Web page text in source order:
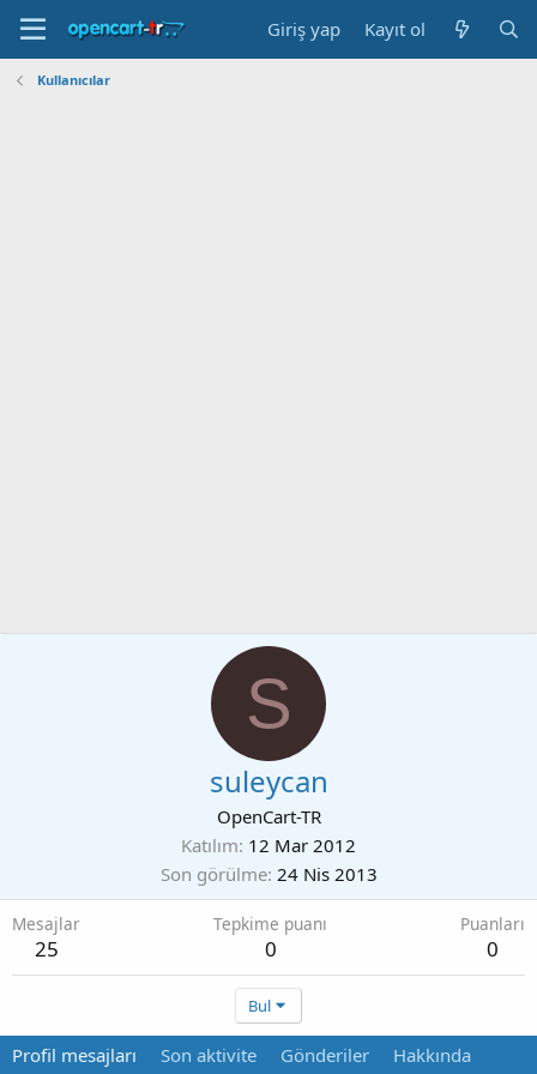
Giriş yap Kayıt ol
Kullanıcılar
S
suleycan
OpenCart-TR
Katılım 12 Mar 2012
Son görülme 24 Nis 2013
Mesajlar
25
Tepkime puanı
0
Puanları
0
Bul
Profil mesajları Son aktivite Gönderiler Hakkında